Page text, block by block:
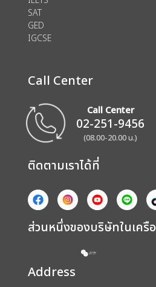
SAT
GED
IGCSE
Call Center
Call Center
02-251-9456
(08.00-20.00 น.)
ติดตามเราได้ที่
ส่วนหนึ่งของบริษัทในเครือ
Address